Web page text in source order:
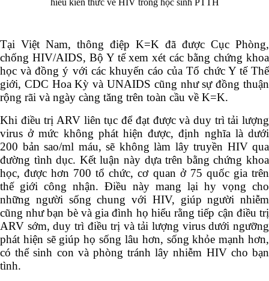
Tại Việt Nam, thông điệp K=K đã được Cục Phòng,
chống HIV/AIDS, Bộ Y tế xem xét các bằng chứng khoa
học và đồng ý với các khuyến cáo của Tổ chức Y tế Thế
giới, CDC Hoa Kỳ và UNAIDS cũng như sự đồng thuận
rộng rãi và ngày càng tăng trên toàn cầu về K=K.
Khi điều trị ARV liên tục để đạt được và duy trì tải lượng
virus ở mức không phát hiện được, định nghĩa là dưới
200 bản sao/ml máu, sẽ không làm lây truyền HIV qua
đường tình dục. Kết luận này dựa trên bằng chứng khoa
học, được hơn 700 tổ chức, cơ quan ở 75 quốc gia trên
thế giới công nhận. Điều này mang lại hy vọng cho
những người sống chung với HIV, giúp người nhiễm
cũng như bạn bè và gia đình họ hiểu rằng tiếp cận điều trị
ARV sớm, duy trì điều trị và tải lượng virus dưới ngưỡng
phát hiện sẽ giúp họ sống lâu hơn, sống khỏe mạnh hơn,
có thể sinh con và phòng tránh lây nhiễm HIV cho bạn
tình.